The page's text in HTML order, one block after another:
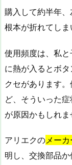
購入して約半年
根本が折れてしま
使用頻度は、私
に熱が入るとボ
クセがあります
ど、そういった
が原因かもしれま
アリエクのメー
明し、交換部品